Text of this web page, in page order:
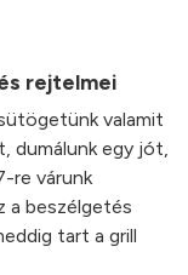
rejtelmei
valamit
dumálunk egy jót,
re várunk
a beszélgetés
tart a grill